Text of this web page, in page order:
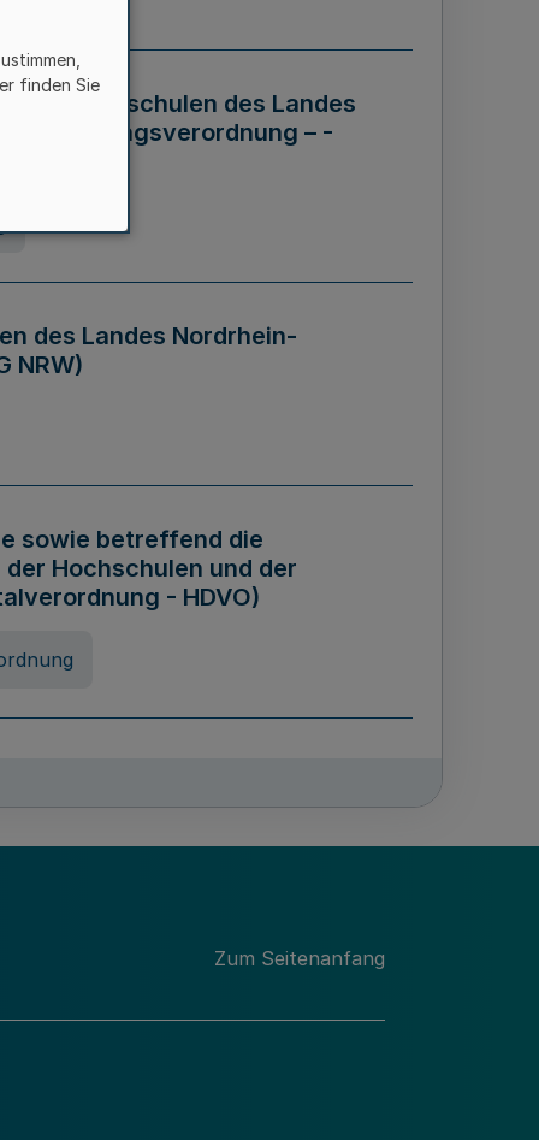
der Hochschulen des Landes
– -
des Landes Nordrhein-
NRW)
sowie betreffend die
Hochschulen und der
- HDVO)
des Landes Nordrhein-
Zum Seitenanfang
finden Sie